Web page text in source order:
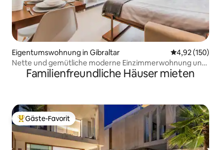
Eigentumswohnung in Gibraltar
4,92 (150)
Nette und gemütliche moderne Einzimmerwohnung und
Familienfreundliche Häuser mieten
Beliebter Gäste-Favorit.
Gäste-Favorit